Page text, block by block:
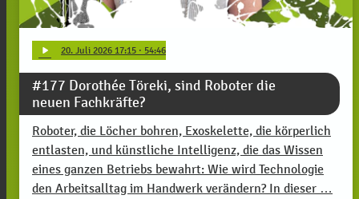
play_arrow 20. Juli 2026 17:15 · 54:46
#177 Dorothée Töreki, sind Roboter die
neuen Fachkräfte?
Roboter, die Löcher bohren, Exoskelette, die körperlich
entlasten, und künstliche Intelligenz, die das Wissen
eines ganzen Betriebs bewahrt: Wie wird Technologie
den Arbeitsalltag im Handwerk verändern? In dieser …